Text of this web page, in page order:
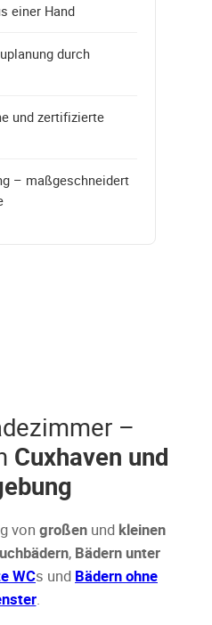
einer Hand
durch
und zertifizierte
– maßgeschneidert
–
Cuxhaven und
von großen und kleinen
, Bädern unter
WCs und Bädern ohne
.